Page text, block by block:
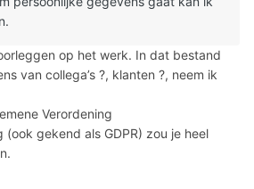
op het werk. In dat bestand
van collega’s ?, klanten ?, neem ik
Verordening
(ook gekend als GDPR) zou je heel